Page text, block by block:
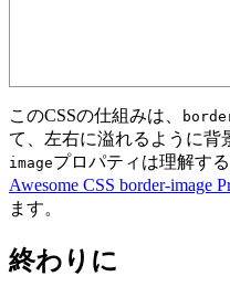
このCSSの仕組みは、
て、左右に溢れるように背
imageプロパティは理解す
Awesome CSS border-image
ます。
終わりに